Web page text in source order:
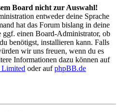
Board nicht zur Auswahl!
entweder deine Sprache
hat das Forum bislang in deine
ggf. einen Board-Administrator, ob
benötigst, installieren kann. Falls
wir uns freuen, wenn du es
Informationen dazu können auf
oder aufphpBB.de